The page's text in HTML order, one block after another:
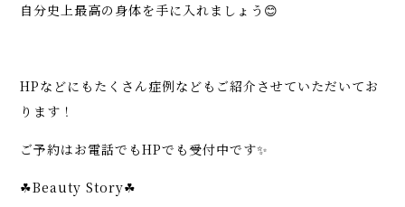
自分史上最高の身体を手に入れましょう😊
HPなどにもたくさん症例などもご紹介させていただいてお
ります！
ご予約はお電話でもHPでも受付中です✨
☘Beauty Story☘